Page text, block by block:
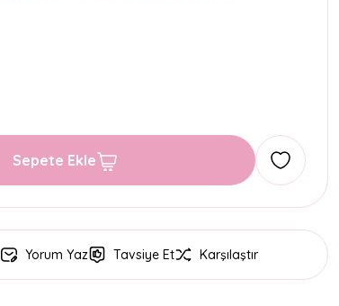
Sepete Ekle
Yorum Yaz Tavsiye Et Karşılaştır